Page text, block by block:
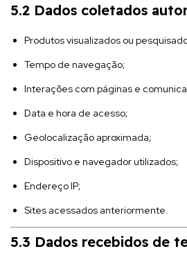
5.2 Dados coletados
Produtos visualizados ou
Tempo de navegação;
Interações com páginas e
Data e hora de acesso;
Geolocalização aproximada;
Dispositivo e navegador utilizados;
Endereço IP;
Sites acessados anteriormente.
5.3 Dados recebidos de